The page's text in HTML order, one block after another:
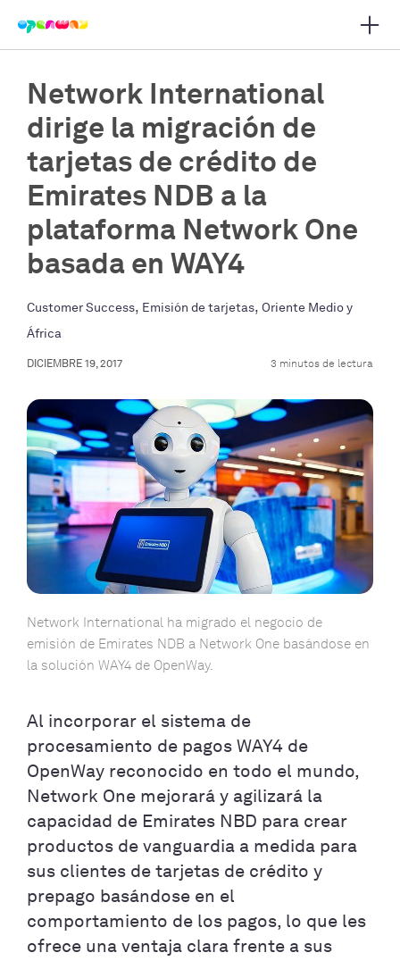
navegación principal
Network International
dirige la migración de
tarjetas de crédito de
Emirates NDB a la
plataforma Network One
basada en WAY4
Customer Success, Emisión de tarjetas, Oriente Medio y
África
DICIEMBRE 19, 2017 3 minutos de lectura
Network International ha migrado el negocio de
emisión de Emirates NDB a Network One basándose en
la solución WAY4 de OpenWay.
Al incorporar el sistema de
procesamiento de pagos WAY4 de
OpenWay reconocido en todo el mundo,
Network One mejorará y agilizará la
capacidad de Emirates NBD para crear
productos de vanguardia a medida para
sus clientes de tarjetas de crédito y
prepago basándose en el
comportamiento de los pagos, lo que les
ofrece una ventaja clara frente a sus